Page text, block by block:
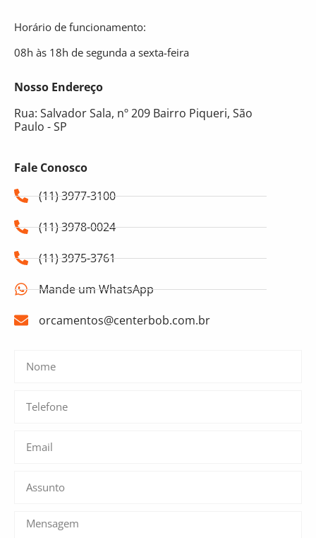
Horário de funcionamento:
08h às 18h de segunda a sexta-feira
Nosso Endereço
Rua: Salvador Sala, nº 209 Bairro Piqueri, São
Paulo - SP
Fale Conosco
(11) 3977-3100
(11) 3978-0024
(11) 3975-3761
Mande um WhatsApp
orcamentos@centerbob.com.br